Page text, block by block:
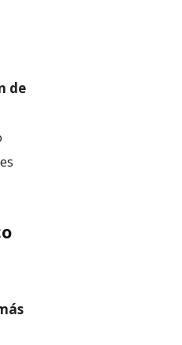
de